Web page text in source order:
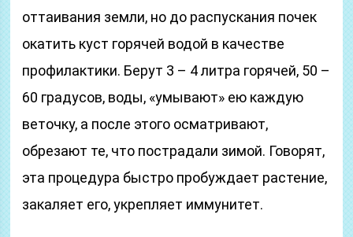
оттаивания земли, но до распускания почек
окатить куст горячей водой в качестве
профилактики. Берут 3 – 4 литра горячей, 50 –
60 градусов, воды, «умывают» ею каждую
веточку, а после этого осматривают,
обрезают те, что пострадали зимой. Говорят,
эта процедура быстро пробуждает растение,
закаляет его, укрепляет иммунитет.